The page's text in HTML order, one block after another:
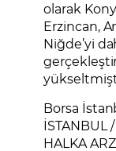
olarak
Erzincan,
Niğde’yi
Borsa
İSTANBUL
HALKA